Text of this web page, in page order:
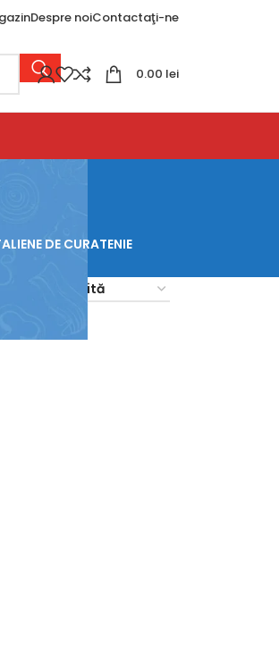
Despre noiContactaţi-ne
0.00 lei
DE CURATENIE